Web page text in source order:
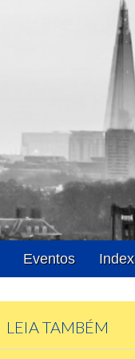
Eventos Index
LEIA TAMBÉM